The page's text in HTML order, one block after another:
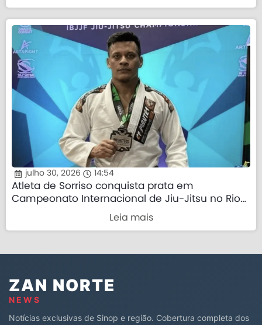
julho 30, 2026 14:54
Atleta de Sorriso conquista prata em
Campeonato Internacional de Jiu-Jitsu no Rio
Leia mais
ZAN NORTE
NEWS
Notícias exclusivas de Sinop e região. Cobertura completa dos